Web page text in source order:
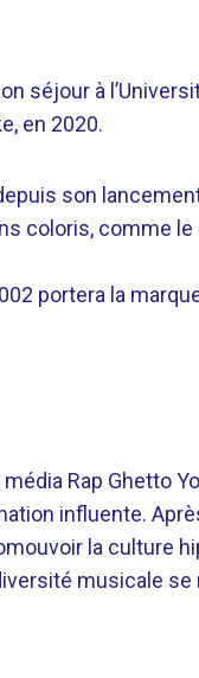
séjour à
en 2020.
son
coloris, comme
portera la
Rap Ghetto
influente.
la culture
musicale